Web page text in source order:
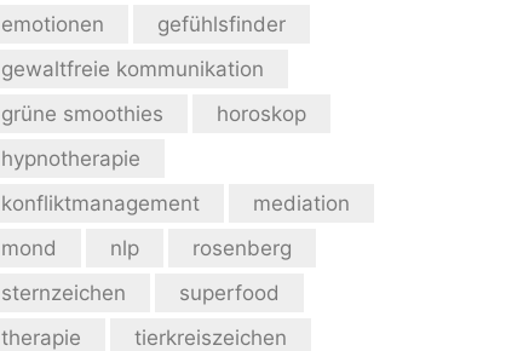
emotionen
gefühlsfinder
gewaltfreie kommunikation
grüne smoothies
horoskop
hypnotherapie
konfliktmanagement
mediation
mond
nlp
rosenberg
sternzeichen
superfood
therapie
tierkreiszeichen